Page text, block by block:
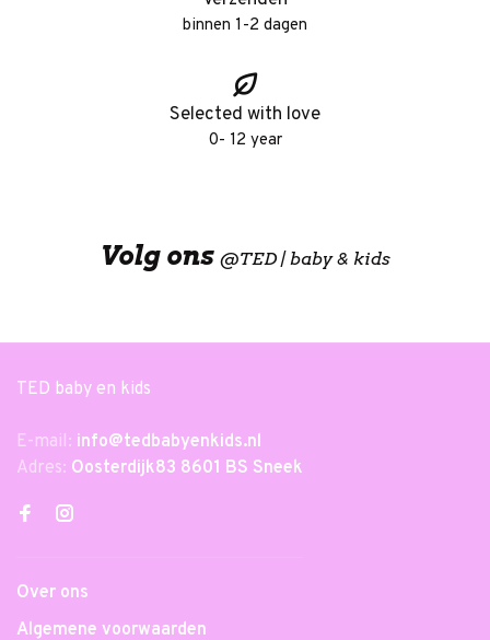
binnen 1-2 dagen
Selected with love
0- 12 year
Volg ons @TED | baby & kids
TED baby en kids
E-mail: info@tedbabyenkids.nl
Adres: Oosterdijk83 8601 BS Sneek
Over ons
Algemene voorwaarden